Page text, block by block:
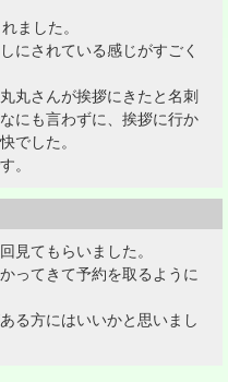
ました。
にされている感じがすごく
丸さんが挨拶にきたと名刺
にも言わずに、挨拶に行か
でした。
。
見てもらいました。
ってきて予約を取るように
る方にはいいかと思いまし